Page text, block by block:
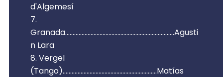
d'Algemesí
Granada.........................................................................Agusti
n Lara
Vergel
(Tango)...............................................................Matías